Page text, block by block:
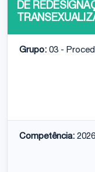
DE
Grupo: 03 -
Competência: